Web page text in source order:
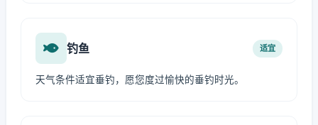
钓鱼 适宜
天气条件适宜垂钓，愿您度过愉快的垂钓时光。